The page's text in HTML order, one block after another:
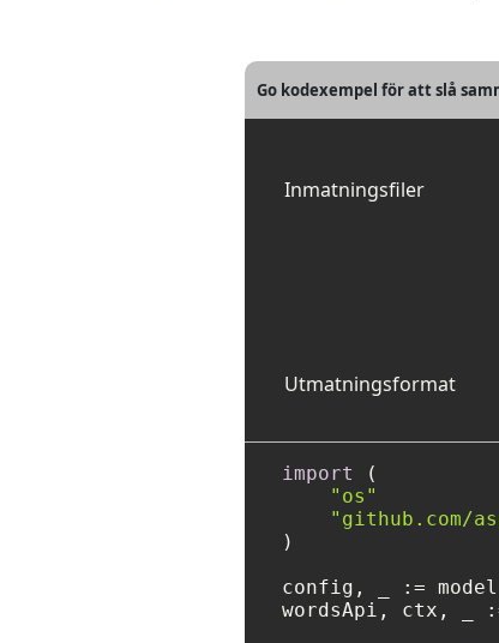
Go kodexempel för att slå
Inmatningsfiler
Utmatningsformat
import
(
"os"
"github.com/
)
config, _ :=
wordsApi, ctx, _